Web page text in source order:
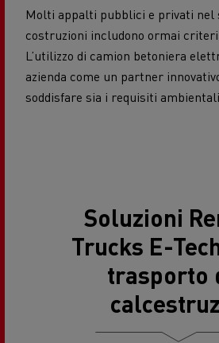
Molti appalti pubblici e privati nel
costruzioni includono ormai
L’utilizzo di camion betoniera
azienda come un partner
soddisfare sia i requisiti
Soluzioni
Trucks E-
trasporto